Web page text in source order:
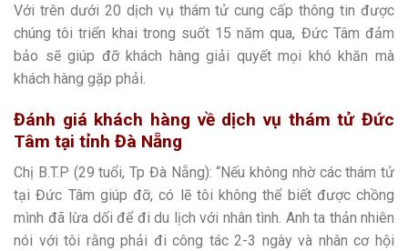
Với trên dưới 20 dịch vụ thám tử cung cấp thông tin được
chúng tôi triển khai trong suốt 15 năm qua, Đức Tâm đảm
bảo sẽ giúp đỡ khách hàng giải quyết mọi khó khăn mà
khách hàng gặp phải.
Đánh giá khách hàng về dịch vụ thám tử Đức
Tâm tại tỉnh Đà Nẵng
Chị B.T.P (29 tuổi, Tp Đà Nẵng): “Nếu không nhờ các thám tử
tại Đức Tâm giúp đỡ, có lẽ tôi không thể biết được chồng
mình đã lừa dối để đi du lịch với nhân tình. Anh ta thản nhiên
nói với tôi rằng phải đi công tác 2-3 ngày và nhân cơ hội